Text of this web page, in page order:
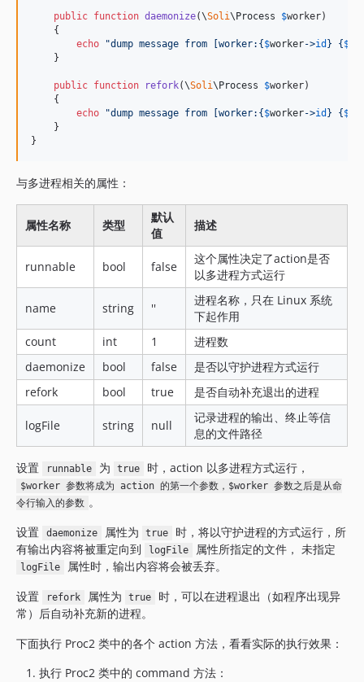
public function daemonize(\Soli\ Process $worker)
    {
echo
"dump message from [worker: { $worker->id } { $
    }
public function refork(\Soli\ Process $worker)
    {
echo
"dump message from [worker: { $worker->id } { $
    }
}
与多进程相关的属性：
属性名称 类型
默认
值
描述
runnable bool false
这个属性决定了action是否
以多进程方式运行
name string ''
进程名称，只在 Linux 系统
下起作用
count
int 1
进程数
daemonize
bool false
是否以守护进程方式运行
refork
bool true 是否自动补充退出的进程
logFile string null
记录进程的输出、终止等信
息的文件路径
设置 runnable 为 true 时，action 以多进程方式运行，
$worker 参数将成为 action 的第一个参数，$worker 参数之后是从命
令行输入的参数 。
设置
daemonize 属性为 true
时，将以守护进程的方式运行，所
有输出内容将被重定向到
logFile 属性所指定的文件， 未指定
logFile
属性时，输出内容将会被丢弃。
设置
refork 属性为 true
时，可以在进程退出（如程序出现异
常）后自动补充新的进程。
下面执行 Proc2 类中的各个 action 方法，看看实际的执行效果：
执行 Proc2 类中的 command 方法：